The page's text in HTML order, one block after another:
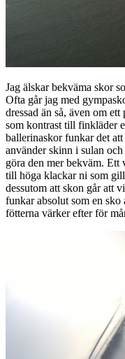
Jag älskar bekväma skor
Ofta går jag med
dressad än så, även om
som kontrast till finkläder
ballerinaskor funkar det
använder skinn i sulan
göra den mer bekväm. Ett
till höga klackar ni som
dessutom att skon går att
funkar absolut som en sko
fötterna värker efter för